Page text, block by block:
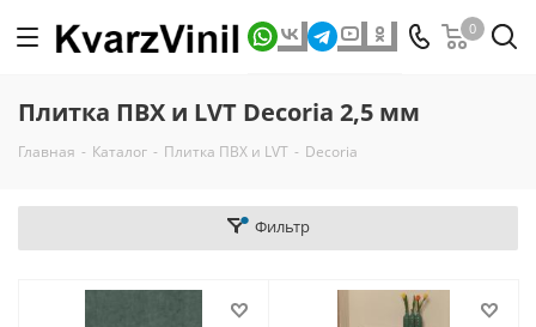
0
Плитка ПВХ и LVT Decoria 2,5 мм
Главная - Каталог - Плитка ПВХ и LVT - Decoria
Фильтр